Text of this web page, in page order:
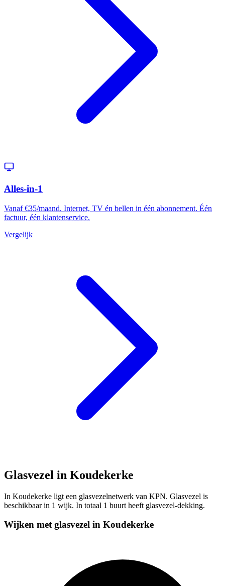
Alles-in-1
Vanaf €35/maand. Internet, TV én bellen in één abonnement. Één
factuur, één klantenservice.
Vergelijk
Glasvezel in Koudekerke
In Koudekerke ligt een glasvezelnetwerk van KPN. Glasvezel is
beschikbaar in 1 wijk. In totaal 1 buurt heeft glasvezel-dekking.
Wijken met glasvezel in Koudekerke